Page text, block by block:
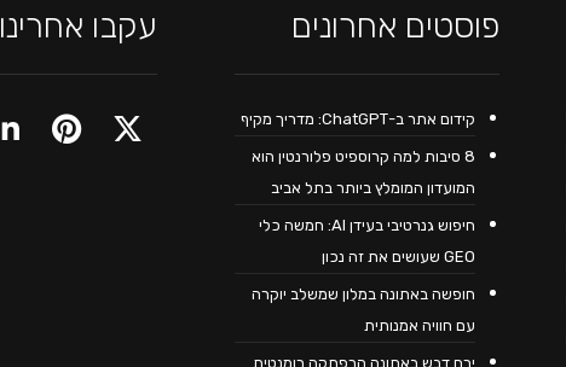
פוסטים אחרונים
קידום אתר ב-ChatGPT: מדריך מקיף
8 סיבות למה קרוספיט פלורנטין הוא
המועדון המומלץ ביותר בתל אביב
חיפוש גנרטיבי בעידן AI: חמשה כלי
GEO שעושים את זה נכון
חופשה באתונה במלון שמשלב יוקרה
עם חוויה אמנותית
ירח דבש באתונה הרפתקה רומנטית
עקבו אחרינו